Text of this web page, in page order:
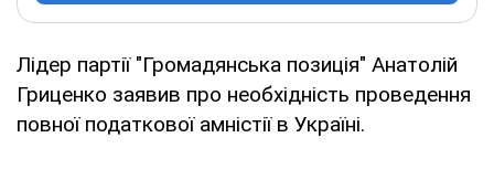
Лідер партії "Громадянська позиція" Анатолій
Гриценко заявив про необхідність проведення
повної податкової амністії в Україні.